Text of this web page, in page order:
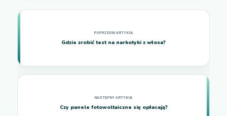
Gdzie zrobić test na narkotyki z włosa?
Czy panele fotowoltaiczne się opłacają?